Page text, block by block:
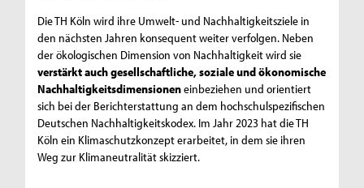
Die TH Köln wird ihre Umwelt- und Nachhaltigkeitsziele in
den nächsten Jahren konsequent weiter verfolgen. Neben
der ökologischen Dimension von Nachhaltigkeit wird sie
verstärkt auch gesellschaftliche, soziale und ökonomische
Nachhaltigkeitsdimensioneneinbeziehen und orientiert
sich bei der Berichterstattung an dem hochschulspezifischen
Deutschen Nachhaltigkeitskodex. Im Jahr 2023 hat die TH
Köln ein Klimaschutzkonzept erarbeitet, in dem sie ihren
Weg zur Klimaneutralität skizziert.